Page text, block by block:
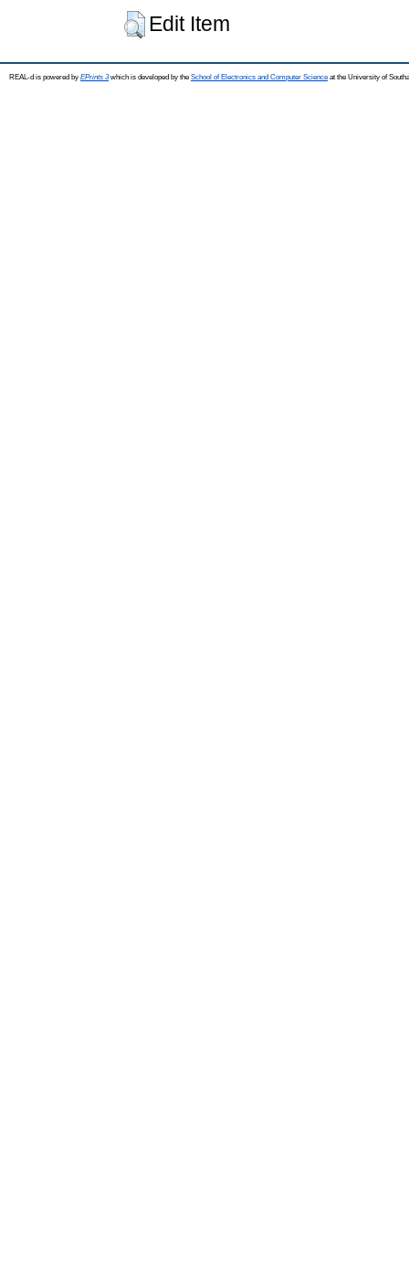
Edit Item
REAL-d is powered by EPrints 3which is developed by the School of Electronics and Computer Science at the University of